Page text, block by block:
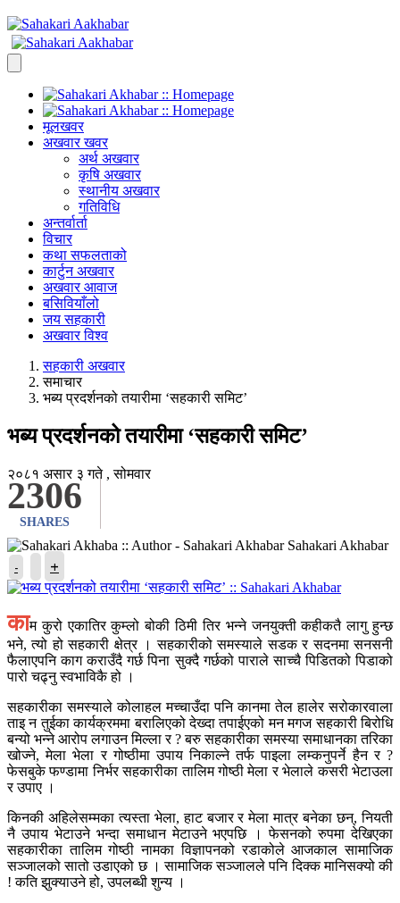
मूलखवर
अखवार खवर
अर्थ अखवार
कृषि अखवार
स्थानीय अखवार
गतिविधि
अन्तर्वार्ता
विचार
कथा सफलताको
कार्टुन अखवार
अखवार आवाज
बसिवियाँलो
जय सहकारी
अखवार विश्व
सहकारी अखवार
समाचार
भब्य प्रदर्शनको तयारीमा ‘सहकारी समिट’
भब्य प्रदर्शनको तयारीमा ‘सहकारी समिट’
2306
SHARES
२०८१ असार ३ गते , सोमवार
Sahakari Akhabar
- +
काम कुरो एकातिर कुम्लो बोकी ठिमी तिर भन्ने जनयुक्ती कहीकतै लागु हुन्छ
भने, त्यो हो सहकारी क्षेत्र । सहकारीको समस्याले सडक र सदनमा सनसनी
फैलाएपनि काग कराउँदै गर्छ पिना सुक्दै गर्छको पाराले साच्चै पिडितको पिडाको
पारो चढ्नु स्वभाविकै हो ।
सहकारीका समस्याले कोलाहल मच्चाउँदा पनि कानमा तेल हालेर सरोकारवाला
ताइ न तुईका कार्यक्रममा बरालिएको देख्दा तपाईएको मन मगज सहकारी बिरोधि
बन्यो भन्ने आरोप लगाउन मिल्ला र ? बरु सहकारीका समस्या समाधानका तरिका
खोज्ने, मेला भेला र गोष्ठीमा उपाय निकाल्ने तर्फ पाइला लम्कनुपर्ने हैन र ?
फेसबुके फण्डामा निर्भर सहकारीका तालिम गोष्ठी मेला र भेलाले कसरी भेटाउला
र उपाए ।
किनकी अहिलेसम्मका त्यस्ता भेला, हाट बजार र मेला मात्र बनेका छन्, नियती
नै उपाय भेटाउने भन्दा समाधान मेटाउने भएपछि । फेसनको रुपमा देखिएका
सहकारीका तालिम गोष्ठी नामका विज्ञापनको रडाकोले आजकाल सामाजिक
सञ्जालको सातो उडाएको छ । सामाजिक सञ्जालले पनि दिक्क मानिसक्यो की
! कति झुक्याउने हो, उपलब्धी शुन्य ।